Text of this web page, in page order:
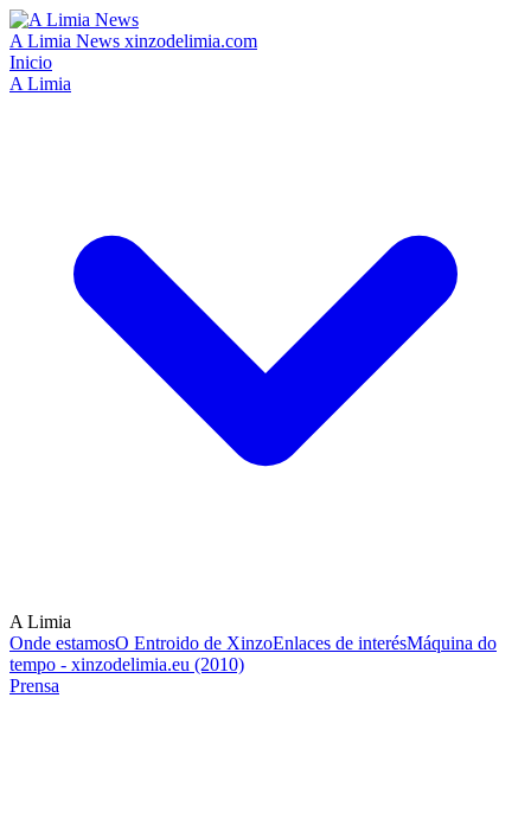
A Limia News xinzodelimia.com
Inicio
A Limia
A Limia
Onde estamosO Entroido de XinzoEnlaces de interésMáquina do
tempo - xinzodelimia.eu (2010)
Prensa